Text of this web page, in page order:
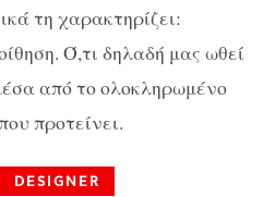
τη χαρακτηρίζει:
Ό,τι δηλαδή μας ωθεί
από το ολοκληρωμένο
προτείνει.
DESIGNER